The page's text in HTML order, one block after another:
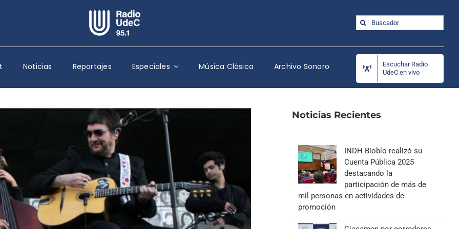
Escuchar Radio UdeC en vivo
Quiénes Somos
Programación
Podcast
Noticias
Reportajes
Columnas
Música Clásica
Especiales
Buscar:
Noticias Reportajes Especiales Música Clásica Archivo Sonoro
Escuchar Radio
UdeC en vivo
Noticias Recientes
INDH Biobío realizó su
Cuenta Pública 2025
destacando la
participación de más de
mil personas en actividades de
promoción